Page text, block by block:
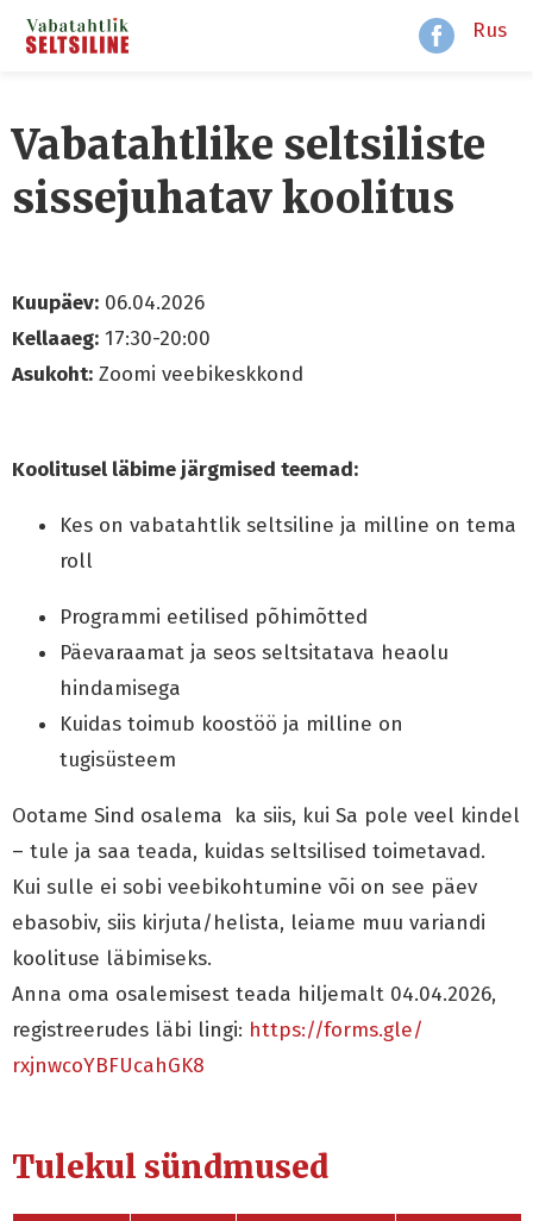
Rus
Vabatahtlike seltsiliste
sissejuhatav koolitus
Kuupäev: 06.04.2026
Kellaaeg: 17:30-20:00
Asukoht: Zoomi veebikeskkond
Koolitusel läbime järgmised teemad:
Kes on vabatahtlik seltsiline ja milline on tema
roll
Programmi eetilised põhimõtted
Päevaraamat ja seos seltsitatava heaolu
hindamisega
Kuidas toimub koostöö ja milline on
tugisüsteem
Ootame Sind osalema ka siis, kui Sa pole veel kindel
– tule ja saa teada, kuidas seltsilised toimetavad.
Kui sulle ei sobi veebikohtumine või on see päev
ebasobiv, siis kirjuta/helista, leiame muu variandi
koolituse läbimiseks.
Anna oma osalemisest teada hiljemalt 04.04.2026,
registreerudes läbi lingi: https://forms.gle/
rxjnwcoYBFUcahGK8
Tulekul sündmused